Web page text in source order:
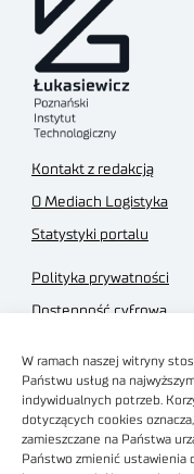
W ramach naszej witryny
Państwu usług na
indywidualnych potrzeb.
dotyczących cookies
zamieszczane na Państwa
Państwo zmienić ustawienia
Kontakt z redakcją
O Mediach Logistyka
Statystyki portalu
Polityka prywatności
Dostępność cyfrowa
Regulamin sklepu